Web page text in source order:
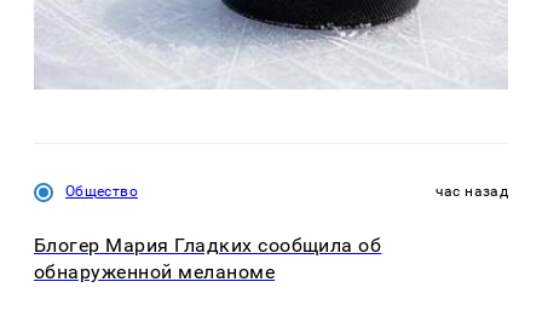
Общество час назад
Блогер Мария Гладких сообщила об
обнаруженной меланоме